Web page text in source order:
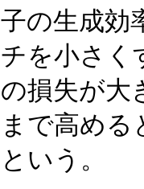
子の生成効
チを小さく
の損失が大
まで高め
という。